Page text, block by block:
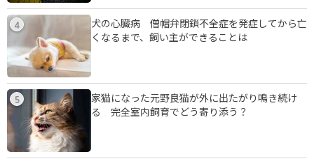
4
犬の心臓病 僧帽弁閉鎖不全症を発症してから亡
くなるまで、飼い主ができることは
5
家猫になった元野良猫が外に出たがり鳴き続け
る 完全室内飼育でどう寄り添う？